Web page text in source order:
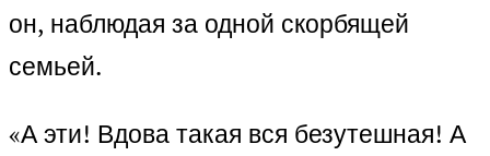
он, наблюдая за одной скорбящей
семьей.
«А эти! Вдова такая вся безутешная! А